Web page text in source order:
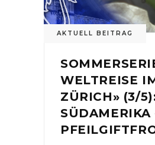
AKTUELL BEITRAG
WELTREISE
ZÜRICH» (3/
SÜDAMERIKA